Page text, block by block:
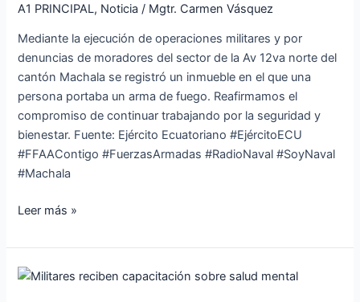
A1 PRINCIPAL, Noticia / Mgtr. Carmen Vásquez
Mediante la ejecución de operaciones militares y por
denuncias de moradores del sector de la Av 12va norte del
cantón Machala se registró un inmueble en el que una
persona portaba un arma de fuego. Reafirmamos el
compromiso de continuar trabajando por la seguridad y
bienestar. Fuente: Ejército Ecuatoriano #EjércitoECU
#FFAAContigo #FuerzasArmadas #RadioNaval #SoyNaval
#Machala
arma
Leer más »
Militares